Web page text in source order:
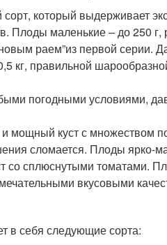
который выдерживает
Плоды маленькие – до 250 г,
раем”из первой серии.
кг, правильной
погодными условиями,
куст с множеством
сломается. Плоды ярко-
сплюснутыми томатами.
вкусовыми
в себя следующие сорта: